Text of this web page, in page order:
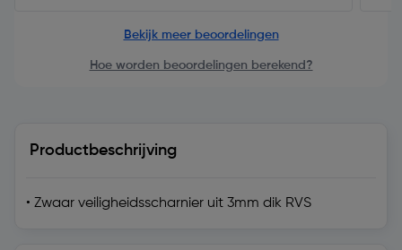
Bekijk meer beoordelingen
Hoe worden beoordelingen berekend?
Productbeschrijving
• Zwaar veiligheidsscharnier uit 3mm dik RVS